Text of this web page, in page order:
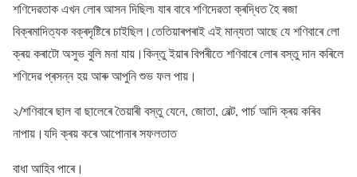
শণিদেৱতাক এখন লোৰ আসন দিছিল৷ যাৰ বাবে শণিদেৱতা ক্ৰদ্ধিত হৈ ৰজা
বিক্ৰমাদিত্যক বক্ৰদৃষ্টিৰে চাইছিল।তেতিয়াৰপৰাই এই মান্যতা আছে যে শণিবাৰে লো
ক্ৰয় কৰাটো অসুভ বুলি মনা যায়।কিন্তু ইয়াৰ বিপৰীতে শণিবাৰে লোৰ বস্তু দান কৰিলে
শণিদেৱ প্ৰসন্ন হয় আৰু আপুনি শুভ ফল পায়।
২/শণিবাৰে ছাল বা ছালেৰে তৈয়াৰী বস্তু যেনে, জোতা, বেল্ট, পাৰ্চ আদি ক্ৰয় কৰিব
নাপায়।যদি ক্ৰয় কৰে আপোনাৰ সফলতাত
বাধা আহিব পাৰে।